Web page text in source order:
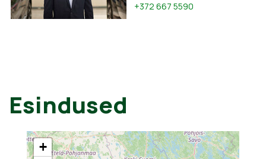
+372 667 5590
Esindused
+